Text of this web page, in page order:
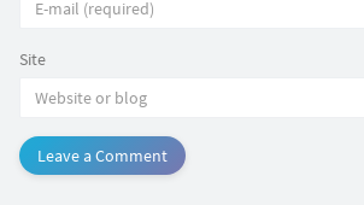
Site
Leave a Comment